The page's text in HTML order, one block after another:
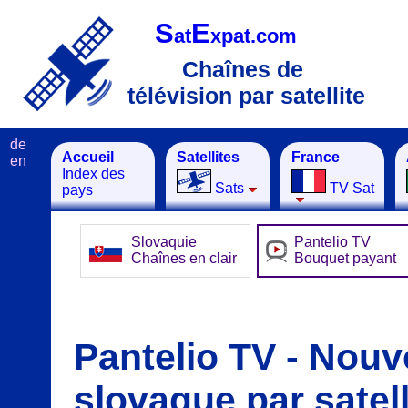
SatExpat.com
Chaînes de
télévision par satellite
Accueil
Index des
pays
Satellites
Sats
France
TV Sat
de
en
Slovaquie
Chaînes en clair
Pantelio TV
Bouquet payant
Pantelio TV -